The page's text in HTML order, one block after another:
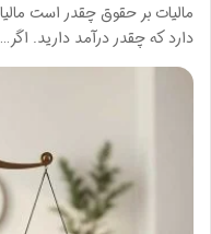
دارد که چقدر درآمد دارید. اگر…